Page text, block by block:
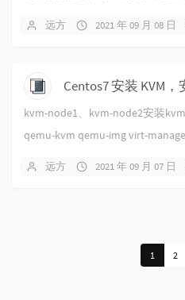
远方 2021 年 09 月 08 日
Centos7 安装 KVM
kvm-node1、kvm-node2安装
qemu-kvm qemu-img virt-
远方 2021 年 09 月 07 日
1 2